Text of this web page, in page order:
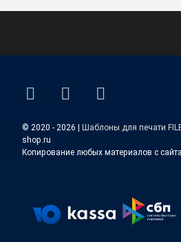
ВКонтакте
YouTube
E-mail
© 2020 - 2026 | Шаблоны для печати
shop.ru
Копирование любых материалов с